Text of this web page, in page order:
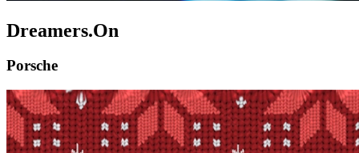
Dreamers.On
Porsche